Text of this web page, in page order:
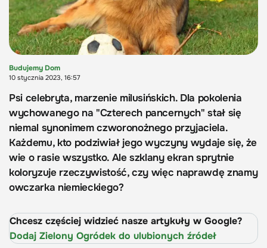
Budujemy Dom
10 stycznia 2023, 16:57
Psi celebryta, marzenie milusińskich. Dla pokolenia
wychowanego na "Czterech pancernych" stał się
niemal synonimem czworonożnego przyjaciela.
Każdemu, kto podziwiał jego wyczyny wydaje się, że
wie o rasie wszystko. Ale szklany ekran sprytnie
koloryzuje rzeczywistość, czy więc naprawdę znamy
owczarka niemieckiego?
Chcesz częściej widzieć nasze artykuły w Google?
Dodaj Zielony Ogródek do ulubionych źródeł